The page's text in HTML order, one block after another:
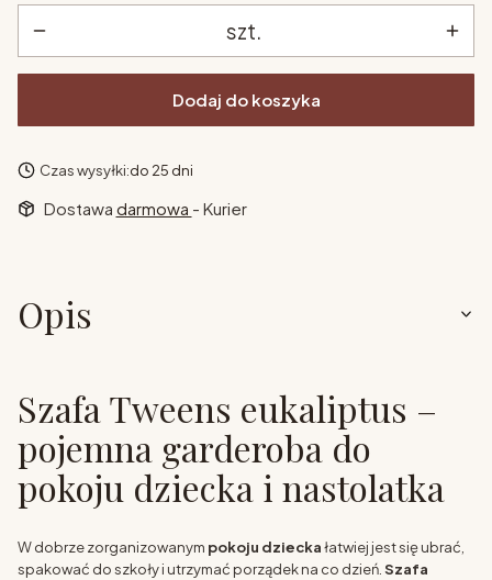
szt.
Dodaj do koszyka
Czas wysyłki:do 25 dni
Dostawa darmowa - Kurier
Opis
Szafa Tweens eukaliptus –
pojemna garderoba do
pokoju dziecka i nastolatka
W dobrze zorganizowanym pokoju dzieckałatwiej jest się ubrać,
spakować do szkoły i utrzymać porządek na co dzień.Szafa